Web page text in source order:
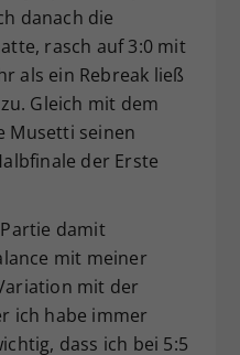
danach die
rasch auf 3:0 mit
als ein Rebreak ließ
Gleich mit dem
Musetti seinen
der Erste
damit
mit meiner
mit der
ich habe immer
dass ich bei 5:5